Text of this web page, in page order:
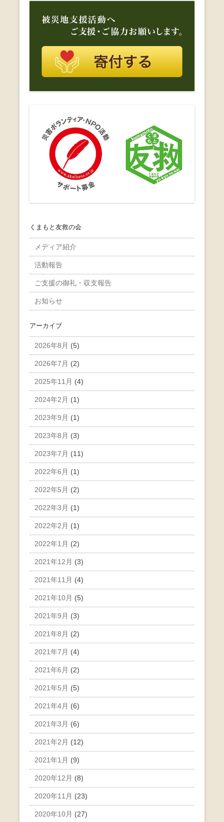
くまもと友救の会
メディア紹介
活動報告
ご支援の御礼・収支報告
お知らせ
アーカイブ
2026年8月 (5)
2026年7月 (2)
2025年11月 (4)
2024年2月 (1)
2023年9月 (1)
2023年8月 (3)
2023年7月 (11)
2022年6月 (1)
2022年5月 (2)
2022年3月 (1)
2022年2月 (1)
2022年1月 (2)
2021年12月 (3)
2021年11月 (4)
2021年10月 (5)
2021年9月 (3)
2021年8月 (2)
2021年7月 (4)
2021年6月 (2)
2021年5月 (5)
2021年4月 (6)
2021年3月 (6)
2021年2月 (12)
2021年1月 (9)
2020年12月 (8)
2020年11月 (23)
2020年10月 (27)